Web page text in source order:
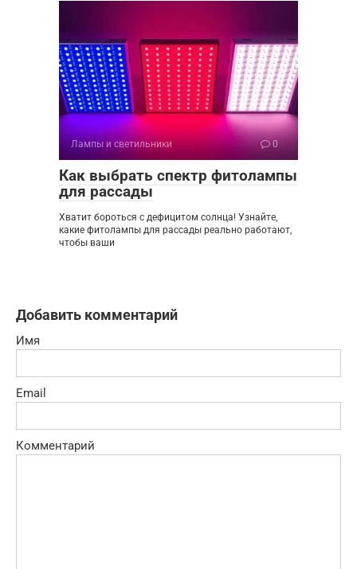
Лампы и светильники 0
Как выбрать спектр фитолампы
для рассады
Хватит бороться с дефицитом солнца! Узнайте,
какие фитолампы для рассады реально работают,
чтобы ваши
Добавить комментарий
Имя
Email
Комментарий